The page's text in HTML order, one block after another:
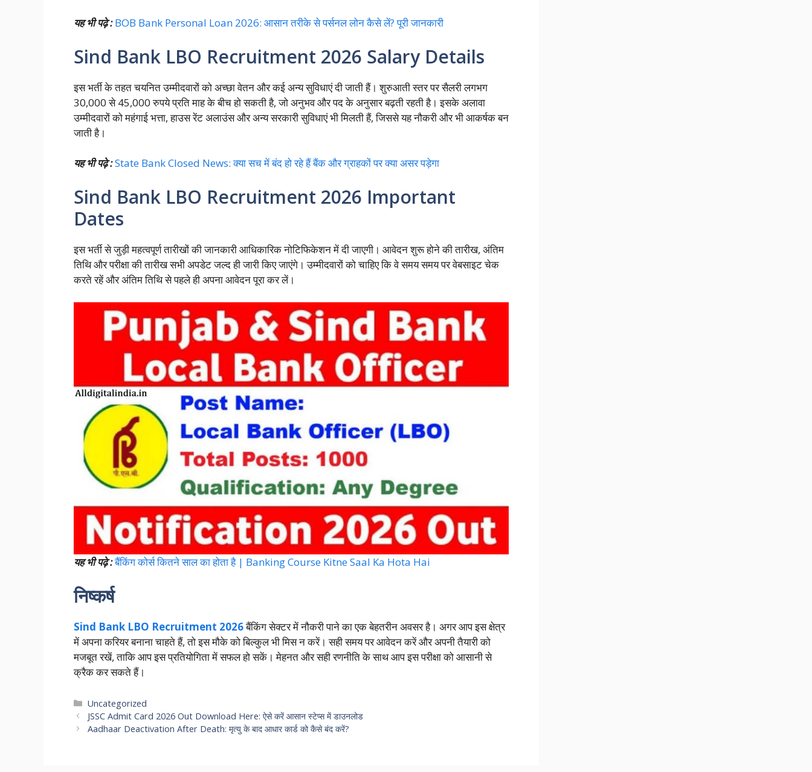
यह भी पढ़े : BOB Bank Personal Loan 2026: आसान तरीके से पर्सनल लोन कैसे लें? पूरी जानकारी
Sind Bank LBO Recruitment 2026 Salary Details
इस भर्ती के तहत चयनित उम्मीदवारों को अच्छा वेतन और कई अन्य सुविधाएं दी जाती हैं। शुरुआती स्तर पर सैलरी लगभग
30,000 से 45,000 रुपये प्रति माह के बीच हो सकती है, जो अनुभव और पद के अनुसार बढ़ती रहती है। इसके अलावा
उम्मीदवारों को महंगाई भत्ता, हाउस रेंट अलाउंस और अन्य सरकारी सुविधाएं भी मिलती हैं, जिससे यह नौकरी और भी आकर्षक बन
जाती है।
यह भी पढ़े :State Bank Closed News: क्या सच में बंद हो रहे हैं बैंक और ग्राहकों पर क्या असर पड़ेगा
Sind Bank LBO Recruitment 2026 Important
Dates
इस भर्ती से जुड़ी महत्वपूर्ण तारीखों की जानकारी आधिकारिक नोटिफिकेशन में दी जाएगी। आवेदन शुरू होने की तारीख, अंतिम
तिथि और परीक्षा की तारीख सभी अपडेट जल्द ही जारी किए जाएंगे। उम्मीदवारों को चाहिए कि वे समय समय पर वेबसाइट चेक
करते रहें और अंतिम तिथि से पहले ही अपना आवेदन पूरा कर लें।
यह भी पढ़े :बैंकिंग कोर्स कितने साल का होता है | Banking Course Kitne Saal Ka Hota Hai
निष्कर्ष
Sind Bank LBO Recruitment 2026बैंकिंग सेक्टर में नौकरी पाने का एक बेहतरीन अवसर है। अगर आप इस क्षेत्र
में अपना करियर बनाना चाहते हैं, तो इस मौके को बिल्कुल भी मिस न करें। सही समय पर आवेदन करें और अपनी तैयारी को
मजबूत रखें, ताकि आप इस प्रतियोगिता में सफल हो सकें। मेहनत और सही रणनीति के साथ आप इस परीक्षा को आसानी से
क्रैक कर सकते हैं।
Categories
Uncategorized
JSSC Admit Card 2026 Out Download Here: ऐसे करें आसान स्टेप्स में डाउनलोड
Aadhaar Deactivation After Death: मृत्यु के बाद आधार कार्ड को कैसे बंद करें?